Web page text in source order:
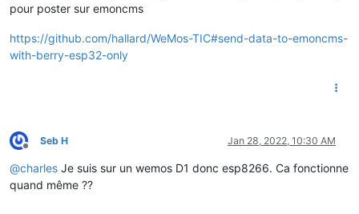
pour poster sur emoncms
https://github.com/hallard/WeMos-TIC#send-data-to-emoncms-
with-berry-esp32-only
Offline
Seb H Jan 28, 2022, 10:30 AM
@charles Je suis sur un wemos D1 donc esp8266. Ca fonctionne
quand même ??